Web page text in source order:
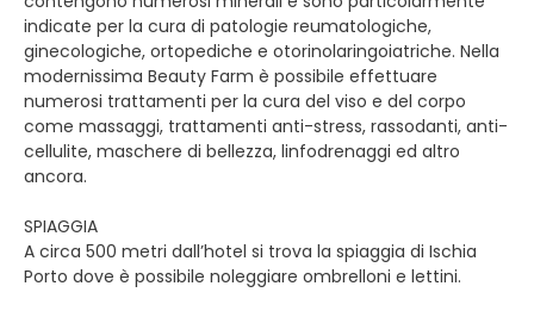
indicate per la cura di patologie reumatologiche,
ginecologiche, ortopediche e otorinolaringoiatriche. Nella
modernissima Beauty Farm è possibile effettuare
numerosi trattamenti per la cura del viso e del corpo
come massaggi, trattamenti anti-stress, rassodanti, anti-
cellulite, maschere di bellezza, linfodrenaggi ed altro
ancora.
SPIAGGIA
A circa 500 metri dall’hotel si trova la spiaggia di Ischia
Porto dove è possibile noleggiare ombrelloni e lettini.